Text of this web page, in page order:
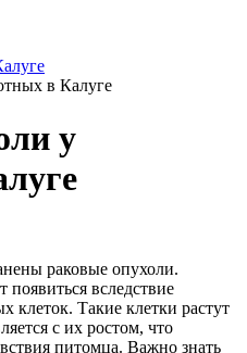
в Калуге
у
раковые опухоли.
вследствие
клеток. Такие клетки растут
с их ростом, что
питомца. Важно знать